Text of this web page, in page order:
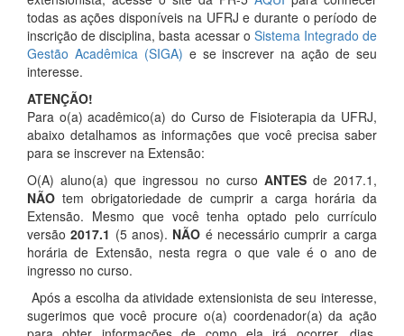
todas as ações disponíveis na UFRJ e durante o período de
inscrição de disciplina, basta acessar o Sistema Integrado de
Gestão Acadêmica (SIGA) e se inscrever na ação de seu
interesse.
ATENÇÃO!
Para o(a) acadêmico(a) do Curso de Fisioterapia da UFRJ,
abaixo detalhamos as informações que você precisa saber
para se inscrever na Extensão:
O(A) aluno(a) que ingressou no curso ANTESde 2017.1,
NÃO tem obrigatoriedade de cumprir a carga horária da
Extensão. Mesmo que você tenha optado pelo currículo
versão2017.1 (5 anos). NÃO é necessário cumprir a carga
horária de Extensão, nesta regra o que vale é o ano de
ingresso no curso.
Após a escolha da atividade extensionista de seu interesse,
sugerimos que você procure o(a) coordenador(a) da ação